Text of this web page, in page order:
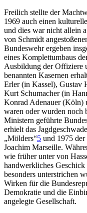
Freilich stellte der
1969 auch einen
und dies war nicht allein
von Schmidt
Bundeswehr ergeben
eines Komplettumbaus
Ausbildung der Offiziere
benannten Kasernen
Erler (in Kassel), Gustav
Kurt Schumacher (in
Konrad Adenauer (Köln)
waren oder wurden noch
Ministern geführte
erhielt das
„Mölders“5 und 1975
Joachim Marseille.
wie früher unter von
handwerkliches
besonders unterstrichen
Wirken für die
Demokratie und die
angelegte Gesellschaft.